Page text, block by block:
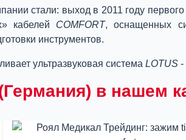
стали: выход в 2011 году
кабелей COMFORT, оснащенных
инструментов.
ультразвуковая система LOTUS -
в нашем